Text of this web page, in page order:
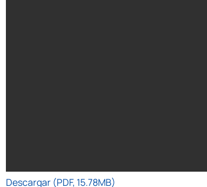
Descargar (PDF, 15.78MB)